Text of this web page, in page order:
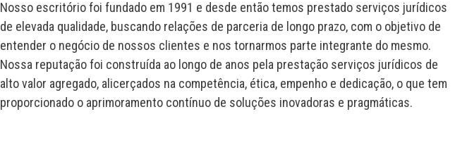
Nosso escritório foi fundado em 1991 e desde então temos prestado serviços jurídicos
de elevada qualidade, buscando relações de parceria de longo prazo, com o objetivo de
entender o negócio de nossos clientes e nos tornarmos parte integrante do mesmo.
Nossa reputação foi construída ao longo de anos pela prestação serviços jurídicos de
alto valor agregado, alicerçados na competência, ética, empenho e dedicação, o que tem
proporcionado o aprimoramento contínuo de soluções inovadoras e pragmáticas.